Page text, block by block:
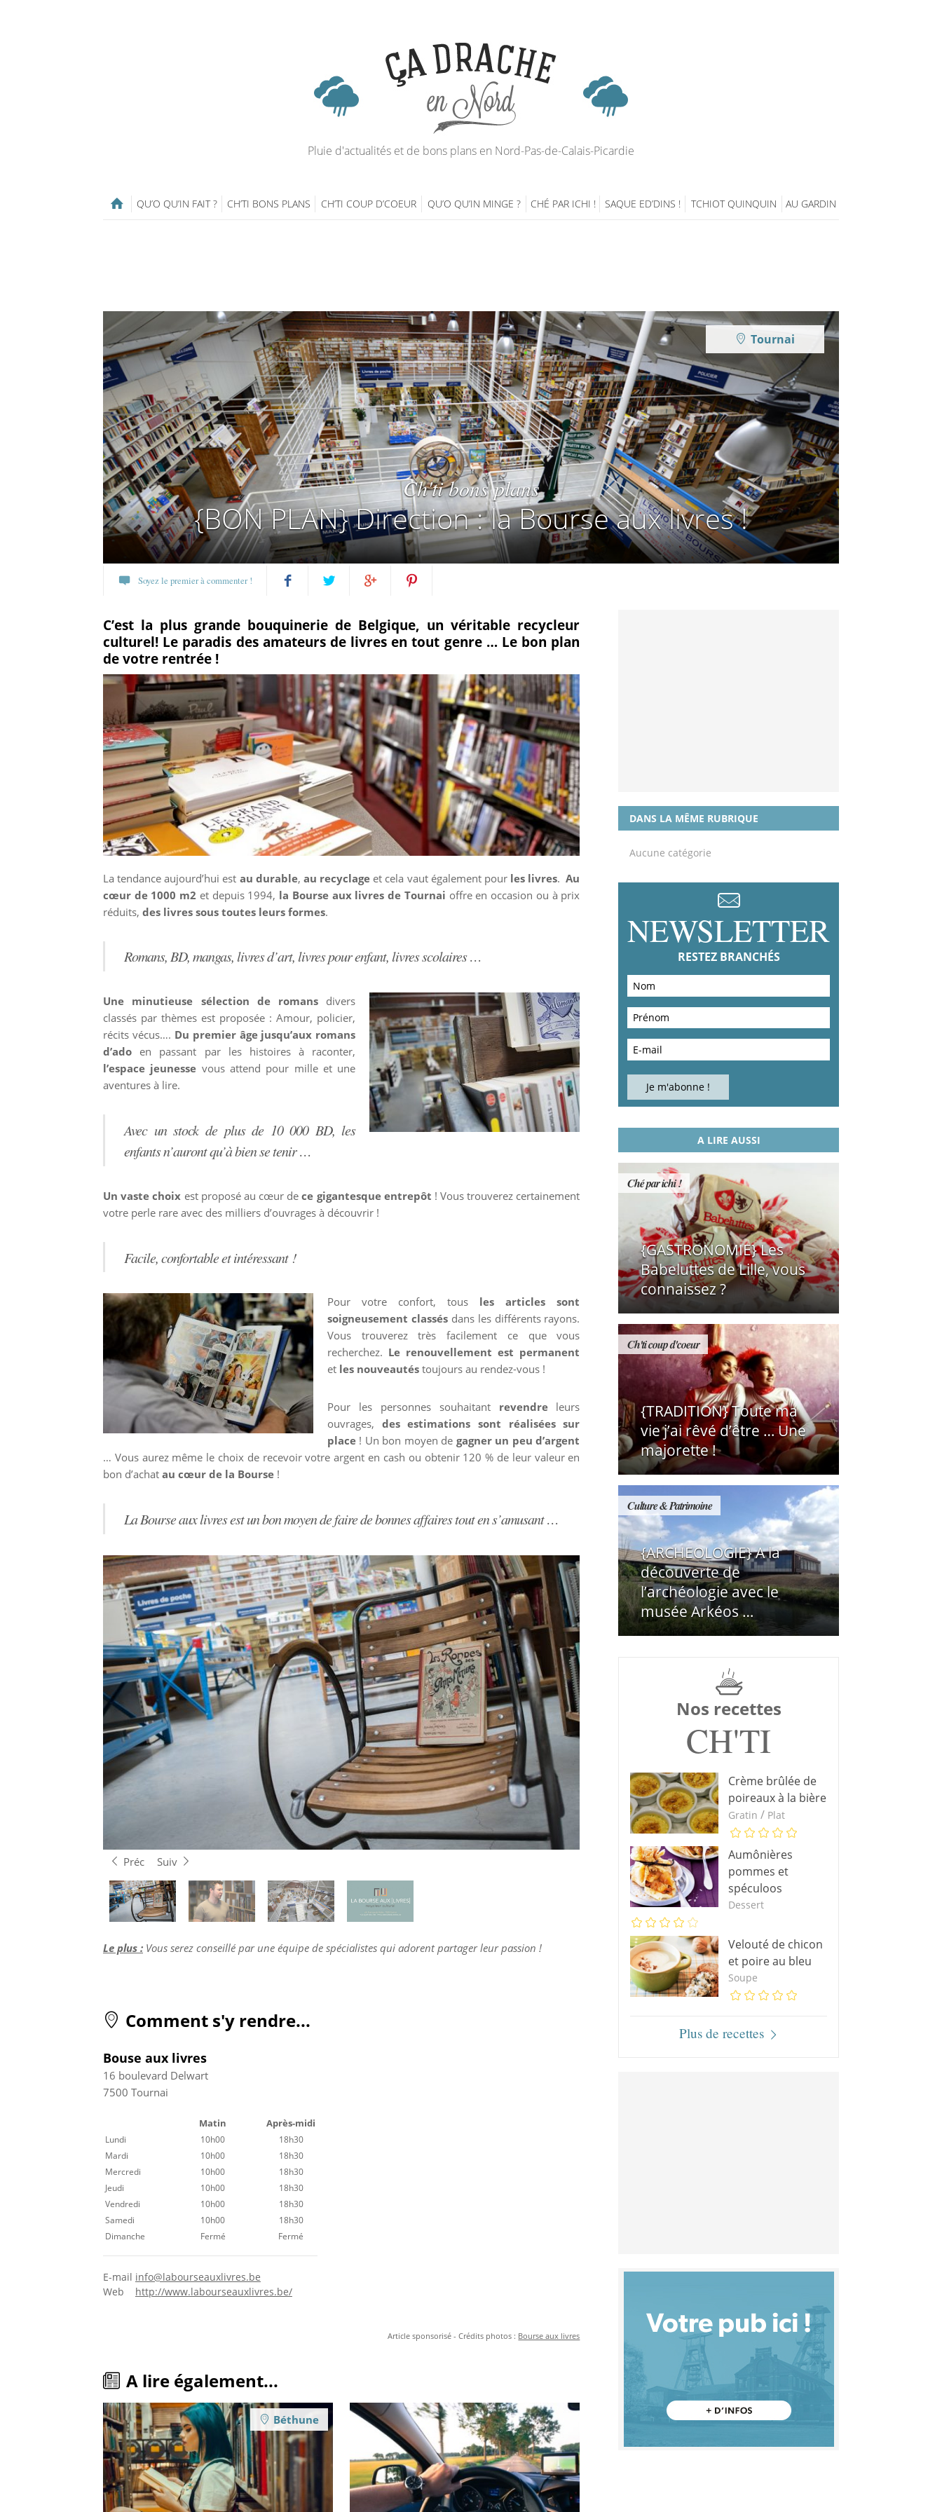
Pluie d'actualités et de bons plans en Nord-Pas-de-Calais-Picardie
QU’O QU’IN FAIT ? CH’TI BONS PLANS CH’TI COUP D’COEUR QU’O QU’IN MINGE ? CHÉ PAR ICHI ! SAQUE ED’DINS ! TCHIOT QUINQUIN AU GARDIN
Ch'ti bons plans
{BON PLAN} Direction : la Bourse aux livres !
Tournai
Soyez le premier à commenter !
sur sur it
C’est la plus grande bouquinerie de Belgique, un véritable recycleur
culturel! Le paradis des amateurs de livres en tout genre … Le bon plan
de votre rentrée !
La tendance aujourd’hui est au durable, au recyclage et cela vaut également pourles livres. Au
cœur de 1000 m2 et depuis 1994, la Bourse aux livres de Tournai offre en occasion ou à prix
réduits, des livres sous toutes leurs formes.
Romans, BD, mangas, livres d’art, livres pour enfant, livres scolaires …
Une minutieuse sélection de romans divers
classés par thèmes est proposée : Amour, policier,
récits vécus…. Du premier âge jusqu’aux romans
d’ado en passant par les histoires à raconter,
l’espace jeunesse vous attend pour mille et une
aventures à lire.
Avec un stock de plus de 10 000 BD, les
enfants n’auront qu’à bien se tenir …
Un vaste choix est proposé au cœur dece gigantesque entrepôt ! Vous trouverez certainement
votre perle rare avec des milliers d’ouvrages à découvrir !
Facile, confortable et intéressant !
Pour votre confort, tous les articles sont
soigneusement classésdans les différents rayons.
Vous trouverez très facilement ce que vous
recherchez. Le renouvellement est permanent
et les nouveautés toujours au rendez-vous !
Pour les personnes souhaitant revendreleurs
ouvrages, des estimations sont réalisées sur
place ! Un bon moyen de gagner un peu d’argent
… Vous aurez même le choix de recevoir votre argent en cash ou obtenir 120 % de leur valeur en
bon d’achat au cœur de la Bourse !
La Bourse aux livres est un bon moyen de faire de bonnes affaires tout en s’amusant …
Préc Suiv
Le plus : Vous serez conseillé par une équipe de spécialistes qui adorent partager leur passion !
Comment s'y rendre...
Bouse aux livres
16 boulevard Delwart
7500 Tournai
Matin Après-midi
Lundi 10h00
18h30
Mardi
10h00
18h30
Mercredi
10h00
18h30
Jeudi
10h00
18h30
Vendredi
10h00
18h30
Samedi
10h00
18h30
Dimanche
Fermé Fermé
E-mail info@labourseauxlivres.be
Web
http://www.labourseauxlivres.be/
Article sponsorisé - Crédits photos : Bourse aux livres
A lire également...
Béthune
DANS LA MÊME RUBRIQUE
Aucune catégorie
NEWSLETTER
RESTEZ BRANCHÉS
A LIRE AUSSI
Ché par ichi !
{GASTRONOMIE} Les
Babeluttes de Lille, vous
connaissez ?
Ch'ti coup d'coeur
{TRADITION} Toute ma
vie j’ai rêvé d’être … Une
majorette !
Culture & Patrimoine
{ARCHEOLOGIE} A la
découverte de
l’archéologie avec le
musée Arkéos …
Nos recettes
CH'TI
Crème brûlée de
poireaux à la bière
Gratin / Plat
Aumônières
pommes et
spéculoos
Dessert
Velouté de chicon
et poire au bleu
Soupe
Plus de recettes